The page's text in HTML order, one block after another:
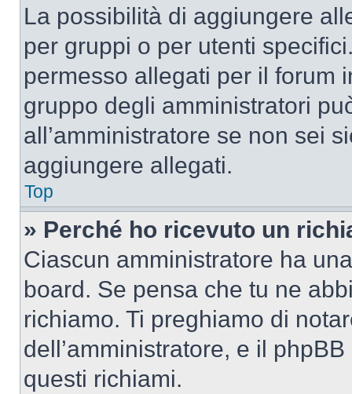
La possibilità di aggiungere
per gruppi o per utenti
permesso allegati per il forum
gruppo degli amministratori
all’amministratore se non sei
aggiungere allegati.
Top
» Perché ho ricevuto un
Ciascun amministratore ha
board. Se pensa che tu ne
richiamo. Ti preghiamo di
dell’amministratore, e il
questi richiami.